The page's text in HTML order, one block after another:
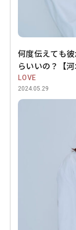
何度伝えても
らいいの？【
LOVE
2024.05.29